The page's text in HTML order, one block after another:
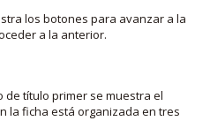
los botones para avanzar a la
a la anterior.
de título primer se muestra el
la ficha está organizada en tres